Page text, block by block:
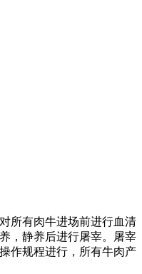
所有肉牛进场前进行血清
，静养后进行屠宰。屠宰
作规程进行，所有牛肉产